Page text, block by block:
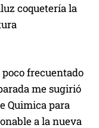
coquetería la
frecuentado
me sugirió
Quimica para
a la nueva